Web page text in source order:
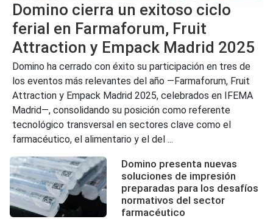
Domino cierra un exitoso ciclo
ferial en Farmaforum, Fruit
Attraction y Empack Madrid 2025
Domino ha cerrado con éxito su participación en tres de
los eventos más relevantes del año —Farmaforum, Fruit
Attraction y Empack Madrid 2025, celebrados en IFEMA
Madrid—, consolidando su posición como referente
tecnológico transversal en sectores clave como el
farmacéutico, el alimentario y el del ...
Domino presenta nuevas
soluciones de impresión
preparadas para los desafíos
normativos del sector
farmacéutico